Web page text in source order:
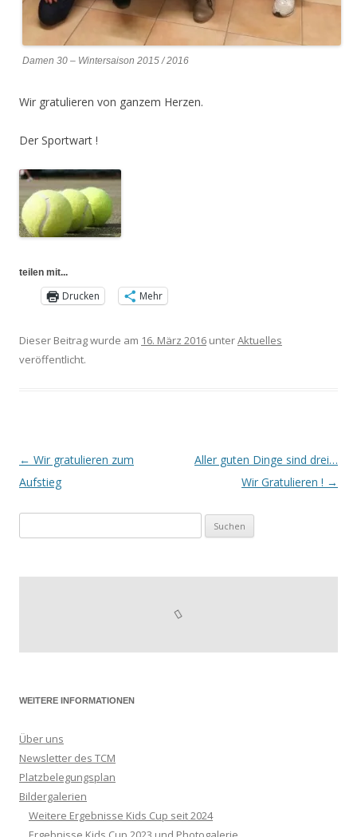
Damen 30 – Wintersaison 2015 / 2016
Wir gratulieren von ganzem Herzen.
Der Sportwart !
teilen mit...
Drucken Mehr
Dieser Beitrag wurde am 16. März 2016 unterAktuelles
veröffentlicht.
Beitragsnavigation
← Wir gratulieren zum
Aufstieg
Aller guten Dinge sind drei…
Wir Gratulieren ! →
nach:
WEITERE INFORMATIONEN
Über uns
Newsletter des TCM
Platzbelegungsplan
Bildergalerien
Weitere Ergebnisse Kids Cup seit 2024